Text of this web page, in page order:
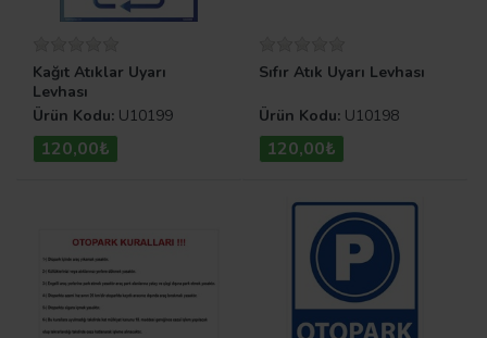
Kağıt Atıklar Uyarı
Levhası
Ürün Kodu: U10199
120,00₺
Sıfır Atık Uyarı Levhası
Ürün Kodu: U10198
120,00₺